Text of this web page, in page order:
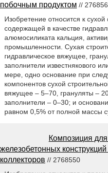
побочным продуктом //
Изобретение относится к
содержащей в качестве
алюмосиликата кальция,
промышленности. Сухая
гидравлическое вяжущее,
заполнители известнякового
мере, одно основание при
компонентов сухой
вяжущее – 5–70, грануляты –
заполнители – 0–30; и
равном 0,5% от полной массы
Композиция
железобетонных
коллекторов // 2768550